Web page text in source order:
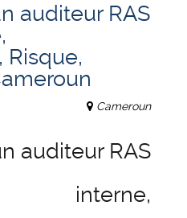
auditeur RAS
Risque,
Cameroun
auditeur RAS